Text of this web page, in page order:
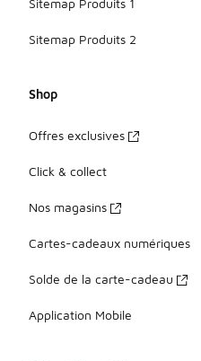
Sitemap Produits 1
Sitemap Produits 2
Shop
Offres exclusives
Click & collect
Nos magasins
Cartes-cadeaux numériques
Solde de la carte-cadeau
Application Mobile